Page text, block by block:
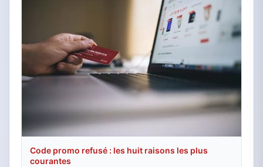
Code promo refusé : les huit raisons les plus
courantes